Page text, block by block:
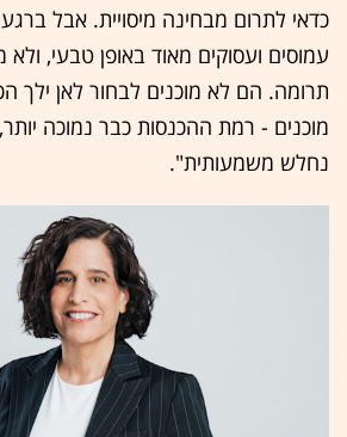
כדאי לתרום מבחינה מיסויית. אבל
עמוסים ועסוקים מאוד באופן טבעי,
תרומה. הם לא מוכנים לבחור לאן ילך
מוכנים - רמת ההכנסות כבר נמוכה יותר,
נחלש משמעותית".